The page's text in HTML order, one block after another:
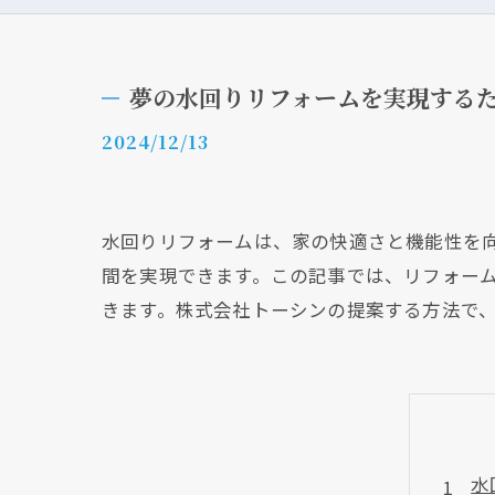
夢の水回りリフォームを実現する
2024/12/13
水回りリフォームは、家の快適さと機能性を
間を実現できます。この記事では、リフォ
きます。株式会社トーシンの提案する方法で
水